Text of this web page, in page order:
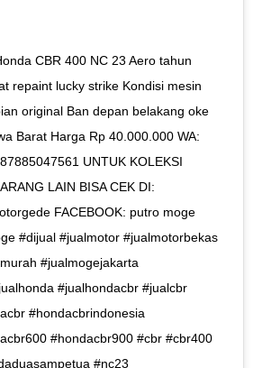
CBR 400 NC 23 Aero tahun
repaint lucky strike Kondisi mesin
original Ban depan belakang oke
Barat Harga Rp 40.000.000 WA:
UNTUK KOLEKSI
LAIN BISA CEK DI:
FACEBOOK: putro moge
#dijual #jualmotor #jualmotorbekas
#jualmogejakarta
#jualhondacbr #jualcbr
#hondacbrindonesia
#hondacbr900 #cbr #cbr400
#nc23